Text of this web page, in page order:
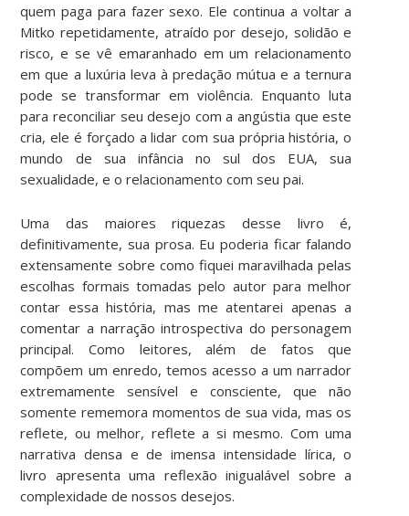
quem paga para fazer sexo. Ele continua a voltar a
Mitko repetidamente, atraído por desejo, solidão e
risco, e se vê emaranhado em um relacionamento
em que a luxúria leva à predação mútua e a ternura
pode se transformar em violência. Enquanto luta
para reconciliar seu desejo com a angústia que este
cria, ele é forçado a lidar com sua própria história, o
mundo de sua infância no sul dos EUA, sua
sexualidade, e o relacionamento com seu pai.
Uma das maiores riquezas desse livro é,
definitivamente, sua prosa. Eu poderia ficar falando
extensamente sobre como fiquei maravilhada pelas
escolhas formais tomadas pelo autor para melhor
contar essa história, mas me atentarei apenas a
comentar a narração introspectiva do personagem
principal. Como leitores, além de fatos que
compõem um enredo, temos acesso a um narrador
extremamente sensível e consciente, que não
somente rememora momentos de sua vida, mas os
reflete, ou melhor, reflete a si mesmo. Com uma
narrativa densa e de imensa intensidade lírica, o
livro apresenta uma reflexão inigualável sobre a
complexidade de nossos desejos.